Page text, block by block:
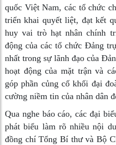
quốc Việt Nam, các tổ chức
triển khai quyết liệt, đạt kết
huy vai trò hạt nhân chính
động của các tổ chức Đảng
nhất trong sự lãnh đạo của
hoạt động của mặt trận và
góp phần củng cố khối đại
cường niềm tin của nhân dân
Qua nghe báo cáo, các đại
phát biểu làm rõ nhiều nội
đồng chí Tổng Bí thư và Bộ